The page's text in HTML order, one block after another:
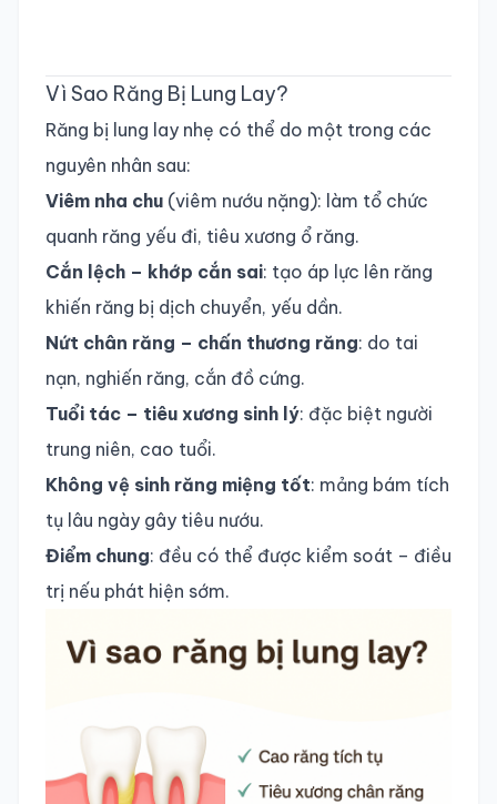
Vì Sao Răng Bị Lung Lay?
Răng bị lung lay nhẹ có thể do một trong các
nguyên nhân sau:
Viêm nha chu (viêm nướu nặng): làm tổ chức
quanh răng yếu đi, tiêu xương ổ răng.
Cắn lệch – khớp cắn sai: tạo áp lực lên răng
khiến răng bị dịch chuyển, yếu dần.
Nứt chân răng – chấn thương răng: do tai
nạn, nghiến răng, cắn đồ cứng.
Tuổi tác – tiêu xương sinh lý: đặc biệt người
trung niên, cao tuổi.
Không vệ sinh răng miệng tốt: mảng bám tích
tụ lâu ngày gây tiêu nướu.
Điểm chung: đều có thể được kiểm soát – điều
trị nếu phát hiện sớm.